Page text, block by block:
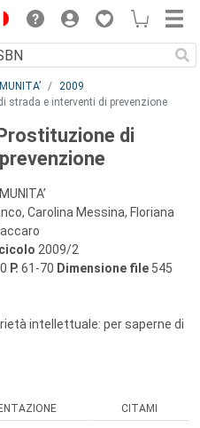
2009
strada e interventi di prevenzione
di
Carolina Messina, Floriana
2009/2
P. 61-70 Dimensione file 545
intellettuale: per saperne di
CITAMI